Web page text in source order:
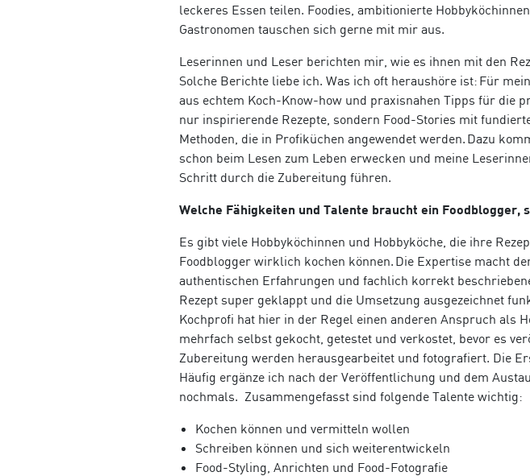
leckeres Essen teilen. Foodies, ambitionierte Hobbykö
Gastronomen tauschen sich gerne mit mir aus.
Leserinnen und Leser berichten mir, wie es ihnen mit den
Solche Berichte liebe ich. Was ich oft heraushöre ist: Für
aus echtem Koch-Know-how und praxisnahen Tipps für die
nur inspirierende Rezepte, sondern Food-Stories mit
Methoden, die in Profiküchen angewendet werden. Dazu
schon beim Lesen zum Leben erwecken und meine
Schritt durch die Zubereitung führen.
Welche Fähigkeiten und Talente braucht ein Foodblogger,
Es gibt viele Hobbyköchinnen und Hobbyköche, die ihre
Foodblogger wirklich kochen können. Die Expertise macht
authentischen Erfahrungen und fachlich korrekt
Rezept super geklappt und die Umsetzung ausgezeichnet
Kochprofi hat hier in der Regel einen anderen Anspruch als
mehrfach selbst gekocht, getestet und verkostet, bevor es ver
Zubereitung werden herausgearbeitet und fotografiert. Die
Häufig ergänze ich nach der Veröffentlichung und dem
nochmals. Zusammengefasst sind folgende Talente wichtig:
Kochen können und vermitteln wollen
Schreiben können und sich weiterentwickeln
Food-Styling, Anrichten und Food-Fotografie